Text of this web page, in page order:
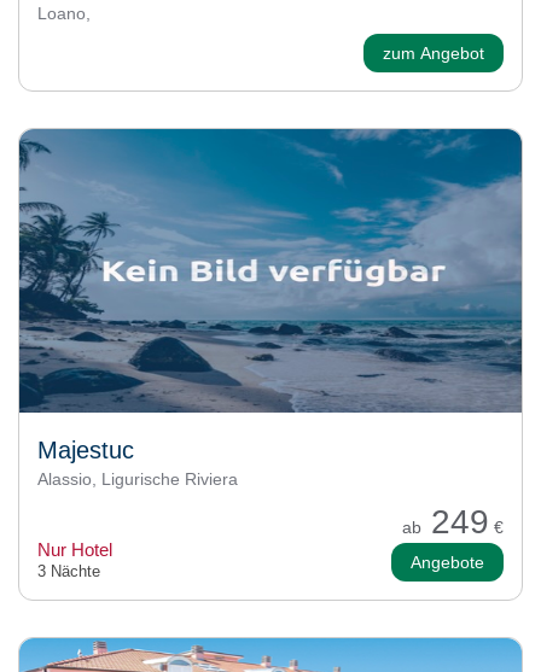
Loano,
zum Angebot
Majestuc
Alassio, Ligurische Riviera
ab 249 €
Nur Hotel
3 Nächte Angebote